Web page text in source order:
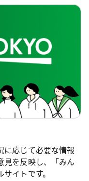
に応じて必要な情報
見を反映し、「みん
イトです。